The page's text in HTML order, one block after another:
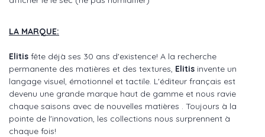
LA MARQUE:
Elitis fête déjà ses 30 ans d'existence! A la recherche
permanente des matières et des textures, Elitis invente un
langage visuel, émotionnel et tactile. L'éditeur français est
devenu une grande marque haut de gamme et nous ravie
chaque saisons avec de nouvelles matières . Toujours à la
pointe de l'innovation, les collections nous surprennent à
chaque fois!